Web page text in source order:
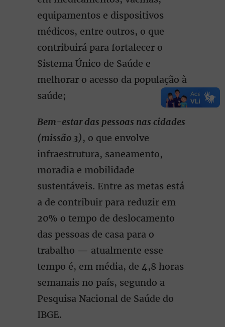
equipamentos e dispositivos
médicos, entre outros, o que
contribuirá para fortalecer o
Sistema Único de Saúde e
melhorar o acesso da população à
saúde;
Bem-estar das pessoas nas cidades
(missão 3), o que envolve
infraestrutura, saneamento,
moradia e mobilidade
sustentáveis. Entre as metas está
a de contribuir para reduzir em
20% o tempo de deslocamento
das pessoas de casa para o
trabalho — atualmente esse
tempo é, em média, de 4,8 horas
semanais no país, segundo a
Pesquisa Nacional de Saúde do
IBGE.